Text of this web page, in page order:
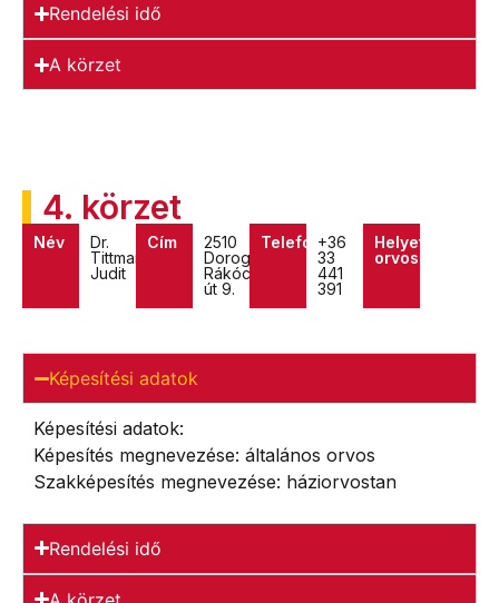
Rendelési idő
A körzet
4. körzet
Név
Dr.
Tittmann
Judit
Cím
2510
Dorog,
Rákóczi
út 9.
Telefon+36
33
441
391
Helyettes
orvos
Képesítési adatok
Képesítési adatok:
Képesítés megnevezése: általános orvos
Szakképesítés megnevezése: háziorvostan
Rendelési idő